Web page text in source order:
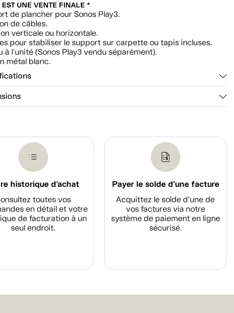
EST UNE VENTE FINALE *
de plancher pour Sonos Play3.
de câbles.
verticale ou horizontale.
pour stabiliser le support sur carpette ou tapis incluses.
à l'unité (Sonos Play3 vendu séparément).
métal blanc.
historique d'achat
toutes vos
en détail et votre
de facturation à un
seul endroit.
Payer le solde d'une facture
Acquittez le solde d’une de
vos factures via notre
système de paiement en ligne
sécurisé.